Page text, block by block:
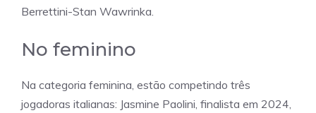
Berrettini-Stan Wawrinka.
No feminino
Na categoria feminina, estão competindo três
jogadoras italianas: Jasmine Paolini, finalista em 2024,